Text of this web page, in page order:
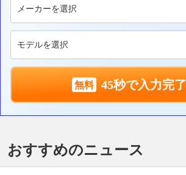
45秒で入力完了
おすすめのニュース